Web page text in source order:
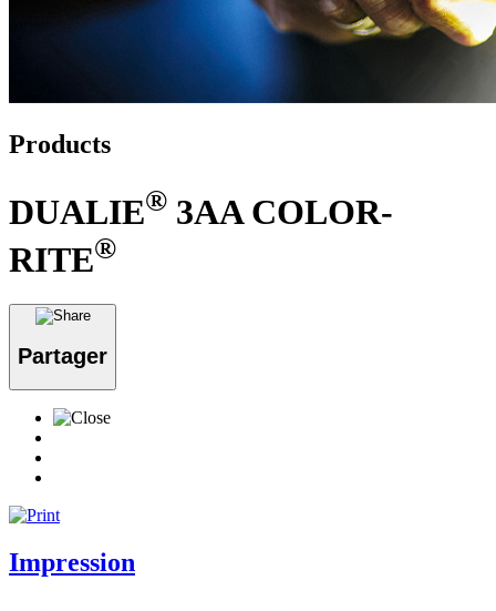
Products
DUALIE® 3AA COLOR-
RITE®
Partager
Impression